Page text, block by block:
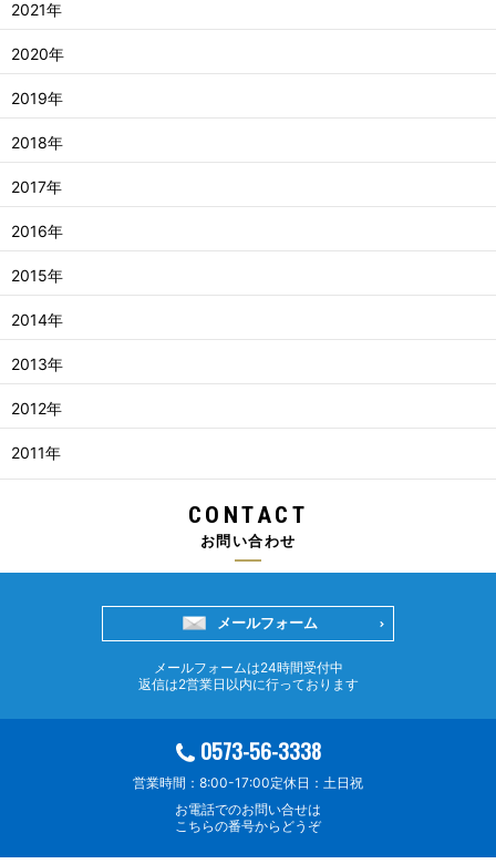
2021年
2020年
2019年
2018年
2017年
2016年
2015年
2014年
2013年
2012年
2011年
CONTACT
お問い合わせ
メールフォーム
メールフォームは24時間受付中
返信は2営業日以内に行っております
0573-56-3338
営業時間：8:00-17:00定休日：土日祝
お電話でのお問い合せは
こちらの番号からどうぞ